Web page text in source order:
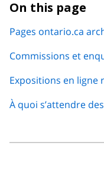
On this page
Pages ontario.ca
Commissions et
Expositions en ligne
À quoi s’attendre